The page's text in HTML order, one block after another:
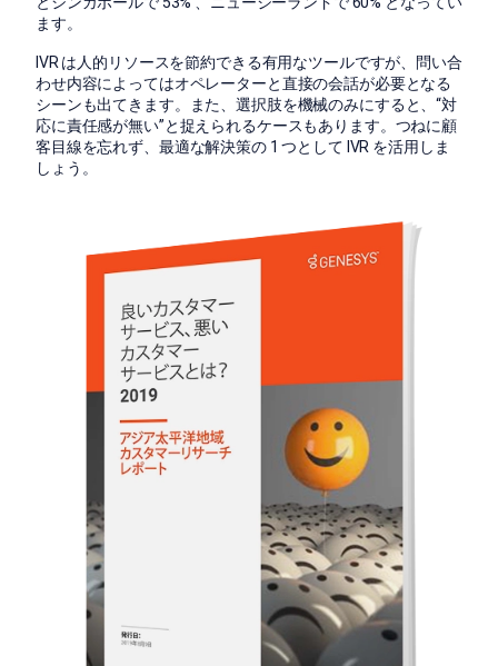
ます。
IVR は人的リソースを節約できる有用なツールですが、問い合
わせ内容によってはオペレーターと直接の会話が必要となる
シーンも出てきます。また、選択肢を機械のみにすると、“対
応に責任感が無い”と捉えられるケースもあります。つねに顧
客目線を忘れず、最適な解決策の 1 つとして IVR を活用しま
しょう。